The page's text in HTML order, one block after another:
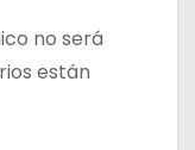
no será
están